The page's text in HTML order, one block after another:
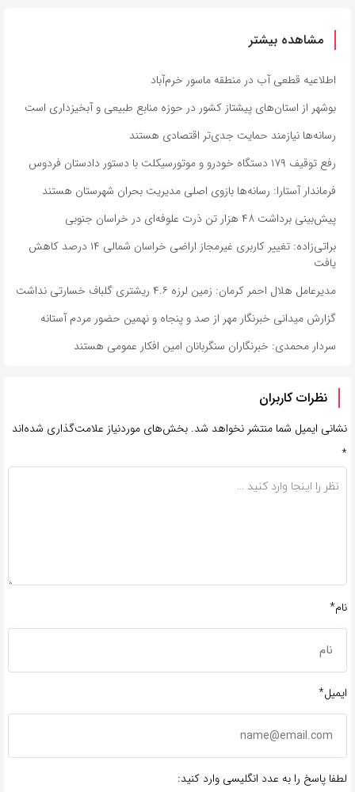
مشاهده بیشتر
اطلاعیه قطعی آب در منطقه ماسور خرم‌آباد
بوشهر از استان‌های پیشتاز کشور در حوزه منابع طبیعی و آبخیزداری است
رسانه‌ها نیازمند حمایت جدی‌تر اقتصادی هستند
رفع توقیف ۱۷۹ دستگاه خودرو و موتورسیکلت با دستور دادستان فردوس
فرماندار آستارا: رسانه‌ها بازوی اصلی مدیریت بحران شهرستان هستند
پیش‌بینی برداشت ۴۸ هزار تن ذرت علوفه‌ای در خراسان جنوبی
براتی‌زاده: تغییر کاربری غیرمجاز اراضی خراسان شمالی ۱۴ درصد کاهش
یافت
مدیرعامل هلال احمر کرمان: زمین لرزه ۴.۶ ریشتری گلباف خسارتی نداشت
گزارش میدانی خبرنگار مهر از صد و پنجاه و نهمین حضور مردم آستانه
سردار محمدی: خبرنگاران سنگربانان امین افکار عمومی هستند
نظرات کاربران
نشانی ایمیل شما منتشر نخواهد شد. بخش‌های موردنیاز علامت‌گذاری شده‌اند
*
نام*
ایمیل*
لطفا پاسخ را به عدد انگلیسی وارد کنید: